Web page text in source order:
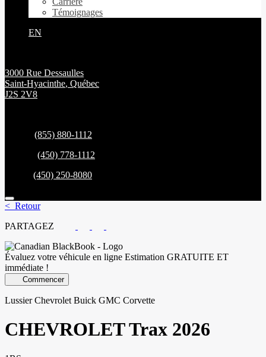
Témoignages
EN
3000 Rue Dessaulles
Saint-Hyacinthe, Québec
J2S 2V8
(855) 880-1112
(450) 778-1112
(450) 250-8080
< Retour
PARTAGEZ
Évaluez votre véhicule en ligne Estimation GRATUITE ET
immédiate !
Commencer
Lussier Chevrolet Buick GMC Corvette
CHEVROLETTrax 2026